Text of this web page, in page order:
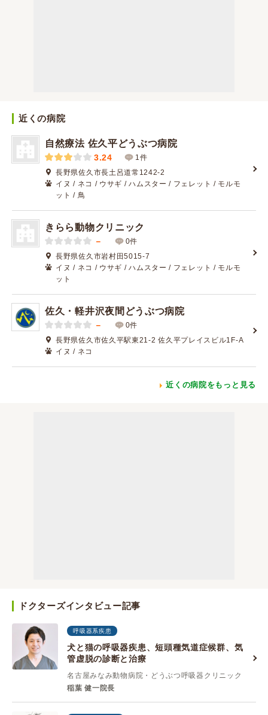
近くの病院
自然療法 佐久平どうぶつ病院
3.24
1件
長野県佐久市長土呂道常1242-2
イヌ / ネコ / ウサギ / ハムスター / フェレット / モルモ
ット / 鳥
きらら動物クリニック
－
0件
長野県佐久市岩村田5015-7
イヌ / ネコ / ウサギ / ハムスター / フェレット / モルモ
ット
佐久・軽井沢夜間どうぶつ病院
－
0件
長野県佐久市佐久平駅東21-2 佐久平プレイスビル1F-A
イヌ / ネコ
近くの病院をもっと見る
ドクターズインタビュー記事
呼吸器系疾患
犬と猫の呼吸器疾患、短頭種気道症候群、気
管虚脱の診断と治療
名古屋みなみ動物病院・どうぶつ呼吸器クリニック
稲葉 健一院長